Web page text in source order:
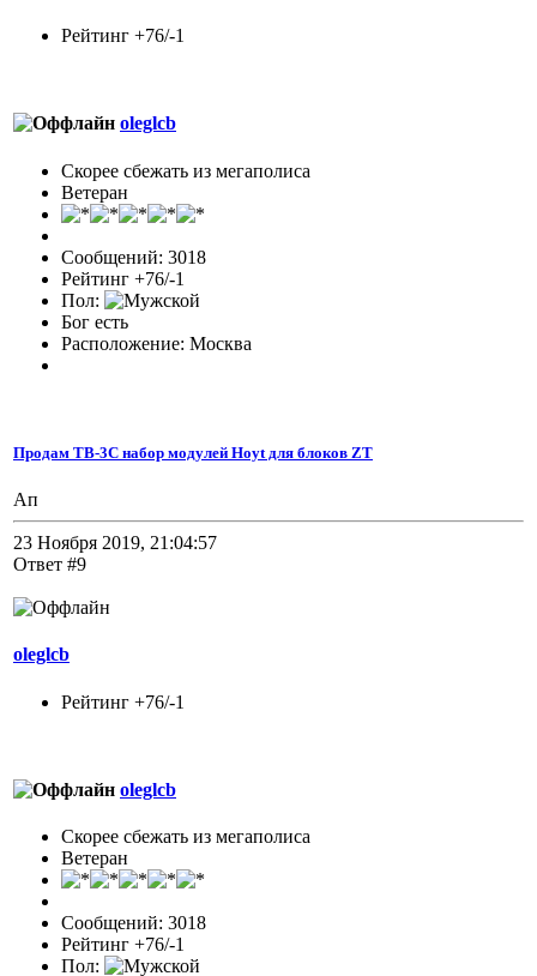
Рейтинг +76/-1
oleglcb
Скорее сбежать из мегаполиса
Ветеран
Сообщений: 3018
Рейтинг +76/-1
Пол:
Бог есть
Расположение: Москва
Продам TB-3C набор модулей Hoyt для блоков ZT
Ап
23 Ноября 2019, 21:04:57
Ответ #9
oleglcb
Рейтинг +76/-1
oleglcb
Скорее сбежать из мегаполиса
Ветеран
Сообщений: 3018
Рейтинг +76/-1
Пол: